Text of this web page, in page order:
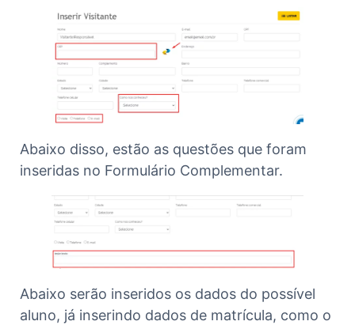
Abaixo disso, estão as questões que foram
inseridas no Formulário Complementar.
Abaixo serão inseridos os dados do possível
aluno, já inserindo dados de matrícula, como o